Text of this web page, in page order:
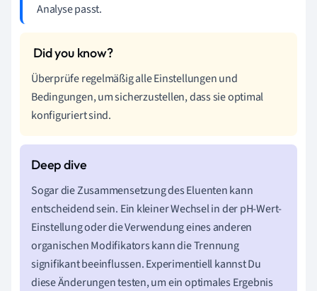
Analyse passt.
Überprüfe regelmäßig alle Einstellungen und
Bedingungen, um sicherzustellen, dass sie optimal
konfiguriert sind.
Sogar die Zusammensetzung des Eluenten kann
entscheidend sein. Ein kleiner Wechsel in der pH-Wert-
Einstellung oder die Verwendung eines anderen
organischen Modifikators kann die Trennung
signifikant beeinflussen. Experimentiell kannst Du
diese Änderungen testen, um ein optimales Ergebnis